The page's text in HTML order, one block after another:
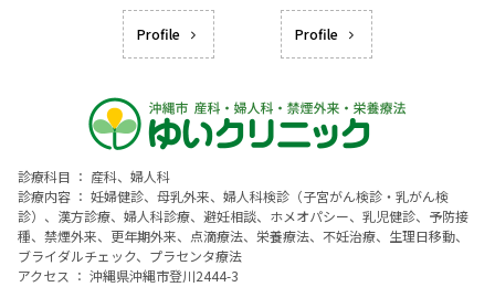
Profile Profile
診療科目 ： 産科、婦人科
診療内容 ： 妊婦健診、母乳外来、婦人科検診（子宮がん検診・乳がん検
診）、漢方診療、婦人科診療、避妊相談、ホメオパシー、乳児健診、予防接
種、禁煙外来、更年期外来、点滴療法、栄養療法、不妊治療、生理日移動、
ブライダルチェック、プラセンタ療法
アクセス ： 沖縄県沖縄市登川2444-3